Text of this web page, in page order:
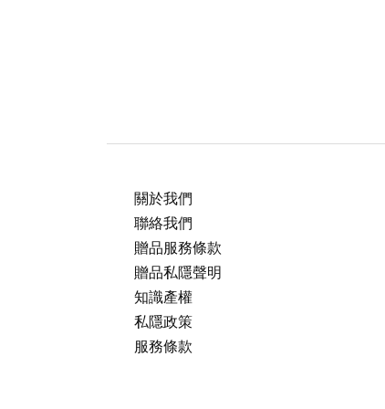
關於我們
聯絡我們
贈品服務條款
贈品私隱聲明
知識產權
私隱政策
服務條款